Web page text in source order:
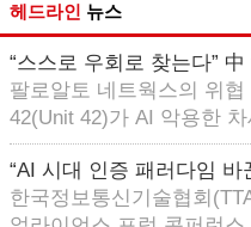
헤드라인 뉴스
“스스로 우회로 찾는다” 中
팔로알토 네트웍스의 위
42(Unit 42)가 AI 악용한
“AI 시대 인증 패러다임 바
한국정보통신기술협회